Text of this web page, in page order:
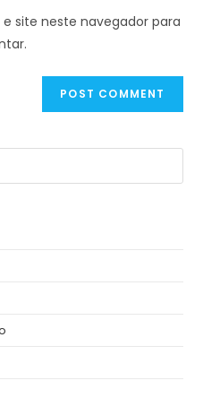
site neste navegador para